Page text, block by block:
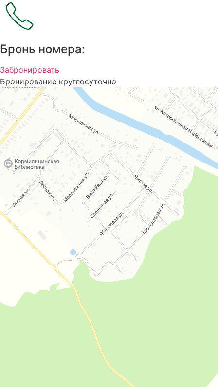
Бронь номера:
Забронировать
Бронирование круглосуточно